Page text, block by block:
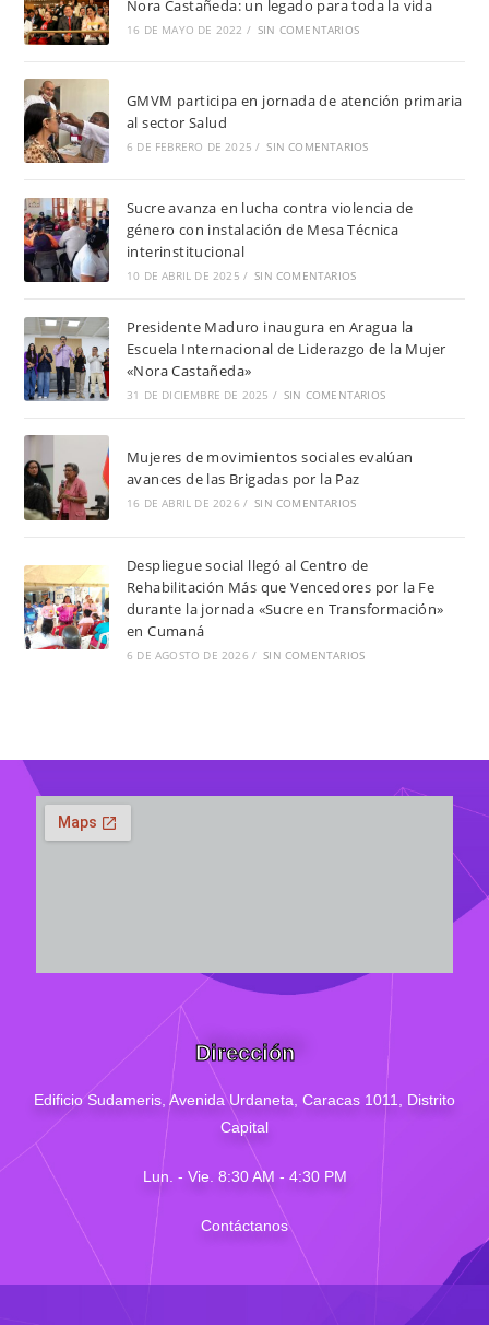
Nora Castañeda: un legado para toda la vida
16 DE MAYO DE 2022 / SIN COMENTARIOS
GMVM participa en jornada de atención primaria
al sector Salud
6 DE FEBRERO DE 2025 / SIN COMENTARIOS
Sucre avanza en lucha contra violencia de
género con instalación de Mesa Técnica
interinstitucional
10 DE ABRIL DE 2025 / SIN COMENTARIOS
Presidente Maduro inaugura en Aragua la
Escuela Internacional de Liderazgo de la Mujer
«Nora Castañeda»
31 DE DICIEMBRE DE 2025 / SIN COMENTARIOS
Mujeres de movimientos sociales evalúan
avances de las Brigadas por la Paz
16 DE ABRIL DE 2026 / SIN COMENTARIOS
Despliegue social llegó al Centro de
Rehabilitación Más que Vencedores por la Fe
durante la jornada «Sucre en Transformación»
en Cumaná
6 DE AGOSTO DE 2026 / SIN COMENTARIOS
Dirección
Edificio Sudameris, Avenida Urdaneta, Caracas 1011, Distrito
Capital
Lun. - Vie. 8:30 AM - 4:30 PM
Contáctanos